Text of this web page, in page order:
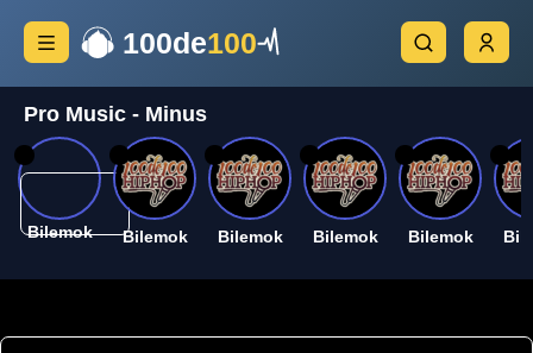
100de100
Pro Music - Minus
Bilemok Bilemok Bilemok Bilemok Bilemok